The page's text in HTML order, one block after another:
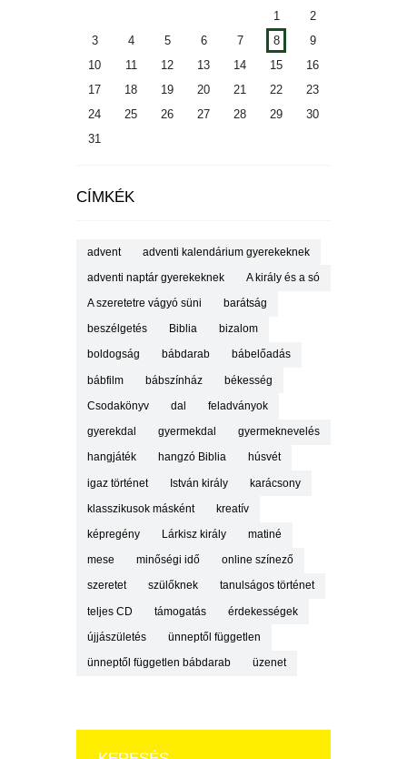
1
2
3
4 5 6 7 8
9
10
11 12 13 14 15
16
17
18 19 20 21 22
23
24
25 26 27 28 29
30
31
CÍMKÉK
advent adventi kalendárium gyerekeknek
adventi naptár gyerekeknek A király és a só
A szeretetre vágyó süni barátság
beszélgetés Biblia bizalom
boldogság bábdarab bábelőadás
bábfilm bábszínház békesség
Csodakönyv dal feladványok
gyerekdal gyermekdal gyermeknevelés
hangjáték hangzó Biblia húsvét
igaz történet István király karácsony
klasszikusok másként kreatív
képregény Lárkisz király matiné
mese minőségi idő online színező
szeretet szülőknek tanulságos történet
teljes CD támogatás érdekességek
újjászületés ünneptől független
ünneptől független bábdarab üzenet